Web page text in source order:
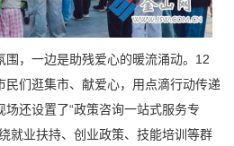
围，一边是助残爱心的暖流涌动。12
民们逛集市、献爱心，用点滴行动传递
还设置了“政策咨询一站式服务专
就业扶持、创业政策、技能培训等群